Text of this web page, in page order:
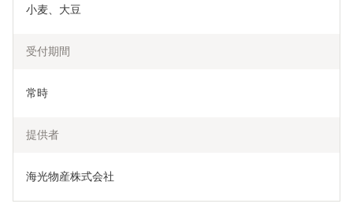
小麦、大豆
受付期間
常時
提供者
海光物産株式会社